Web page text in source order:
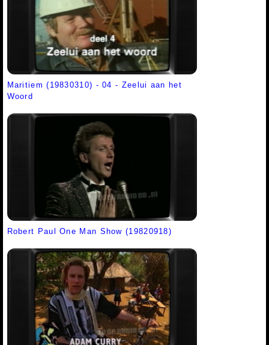
Maritiem (19830310) - 04 - Zeelui aan het
Woord
Robert Paul One Man Show (19820918)